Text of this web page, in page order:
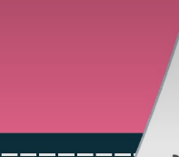
Veel gezocht